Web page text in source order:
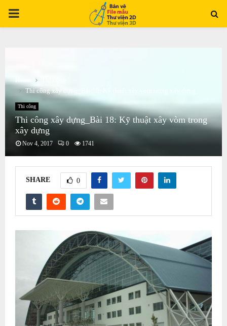
PRIMARY
Thi công xây dựng_Bài 18: Kỹ thuật xây vòm trong xây dựng
Thi công
Thi công xây dựng_Bài 18: Kỹ thuật xây vòm trong
xây dựng
Nov 4, 2017 0 1741
SHARE 0